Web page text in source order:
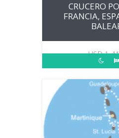
CRUCERO
FRANCIA,
USD